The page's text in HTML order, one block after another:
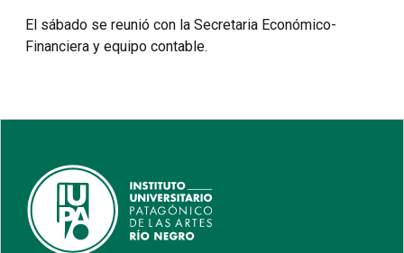
El sábado se reunió con la Secretaria Económico-
Financiera y equipo contable.